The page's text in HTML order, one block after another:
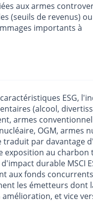
aux armes
(seuils de revenus)
importants à
ESG,
(alcool,
armes
OGM, armes
traduit par davantage
exposition au
durable MSCI
aux fonds
les émetteurs dont
amélioration, et vice